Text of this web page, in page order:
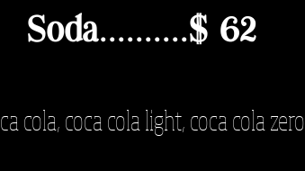
Soda..........$ 62
ca cola, coca cola light, coca cola zero